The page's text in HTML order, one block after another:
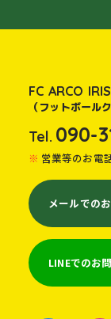
FC ARCO
（フットボール
Tel. 090-
営業等のお電
メールでの
LINEでのお